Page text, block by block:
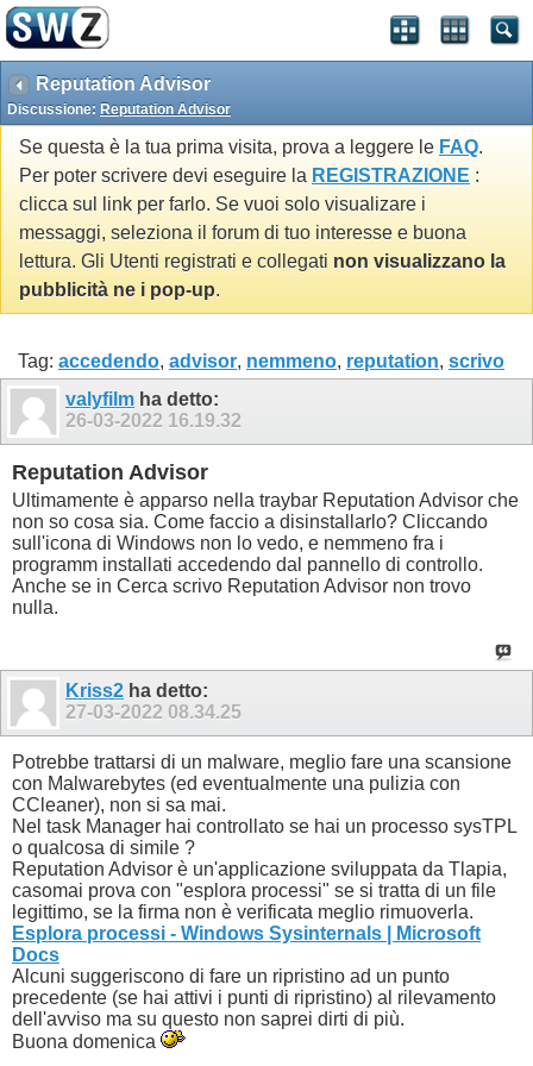
Reputation Advisor
Discussione: Reputation Advisor
Se questa è la tua prima visita, prova a leggere le FAQ.
Per poter scrivere devi eseguire la REGISTRAZIONE :
clicca sul link per farlo. Se vuoi solo visualizare i
messaggi, seleziona il forum di tuo interesse e buona
lettura. Gli Utenti registrati e collegati non visualizzano la
pubblicità ne i pop-up.
Tag: accedendo, advisor, nemmeno, reputation, scrivo
valyfilm ha detto:
26-03-2022 16.19.32
Reputation Advisor
Ultimamente è apparso nella traybar Reputation Advisor che
non so cosa sia. Come faccio a disinstallarlo? Cliccando
sull'icona di Windows non lo vedo, e nemmeno fra i
programm installati accedendo dal pannello di controllo.
Anche se in Cerca scrivo Reputation Advisor non trovo
nulla.
Kriss2 ha detto:
27-03-2022 08.34.25
Potrebbe trattarsi di un malware, meglio fare una scansione
con Malwarebytes (ed eventualmente una pulizia con
CCleaner), non si sa mai.
Nel task Manager hai controllato se hai un processo sysTPL
o qualcosa di simile ?
Reputation Advisor è un'applicazione sviluppata da Tlapia,
casomai prova con "esplora processi" se si tratta di un file
legittimo, se la firma non è verificata meglio rimuoverla.
Esplora processi - Windows Sysinternals | Microsoft
Docs
Alcuni suggeriscono di fare un ripristino ad un punto
precedente (se hai attivi i punti di ripristino) al rilevamento
dell'avviso ma su questo non saprei dirti di più.
Buona domenica